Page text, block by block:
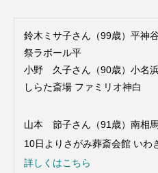
鈴木ミサ子さん（99歳）平神
祭ラボール平
小野 久子さん（90歳）小名
しらた斎場 ファミリオ神白
山本 節子さん（91歳）南相
10日よりさがみ葬斎会館 いわ
詳しくはこちら